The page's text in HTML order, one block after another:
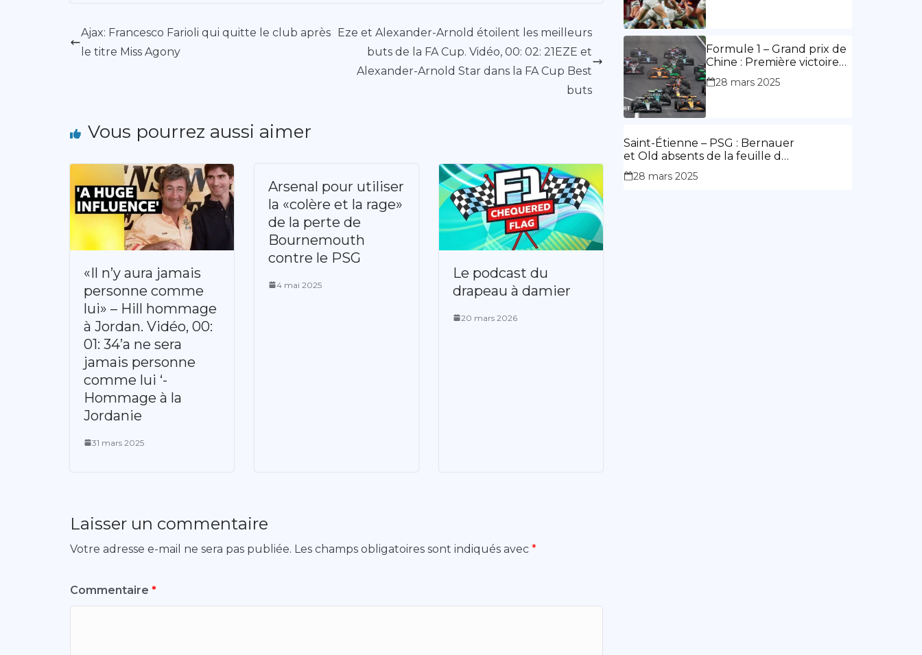
Ajax: Francesco Farioli qui quitte le club après
le titre Miss Agony
Eze et Alexander-Arnold étoilent les meilleurs
buts de la FA Cup. Vidéo, 00: 02: 21EZE et
Alexander-Arnold Star dans la FA Cup Best
buts
Vous pourrez aussi aimer
«Il n’y aura jamais
personne comme
lui» – Hill hommage
à Jordan. Vidéo, 00:
01: 34’a ne sera
jamais personne
comme lui ‘-
Hommage à la
Jordanie
31 mars 2025
Arsenal pour utiliser
la «colère et la rage»
de la perte de
Bournemouth
contre le PSG
4 mai 2025
Le podcast du
drapeau à damier
20 mars 2026
Laisser un commentaire
Votre adresse e-mail ne sera pas publiée. Les champs obligatoires sont indiqués avec *
Commentaire *
Formule 1 – Grand prix de
Chine : Première victoire
d’Hamilton en Rouge,
l’Aston Martin d’Alonso fait
28 mars 2025
Saint-Étienne – PSG : Bernauer
et Old absents de la feuille de
match.
28 mars 2025